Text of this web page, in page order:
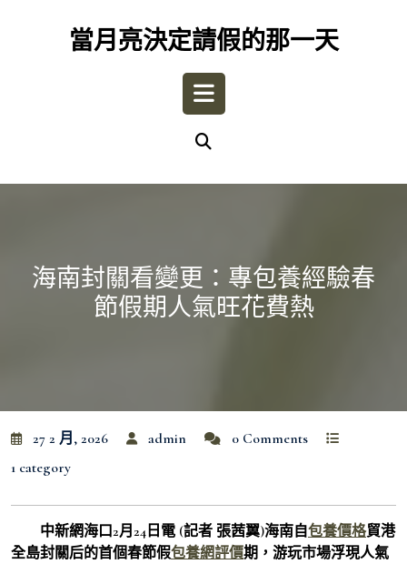
當月亮決定請假的那一天
Open
海南封關看變更：專包養經驗春
節假期人氣旺花費熱
27 2 月, 2026 admin
0 Comments
1 category
中新網海口2月24日電 (記者 張茜翼)海南自包養價格貿港
全島封關后的首個春節假包養網評價期，游玩市場浮現人氣